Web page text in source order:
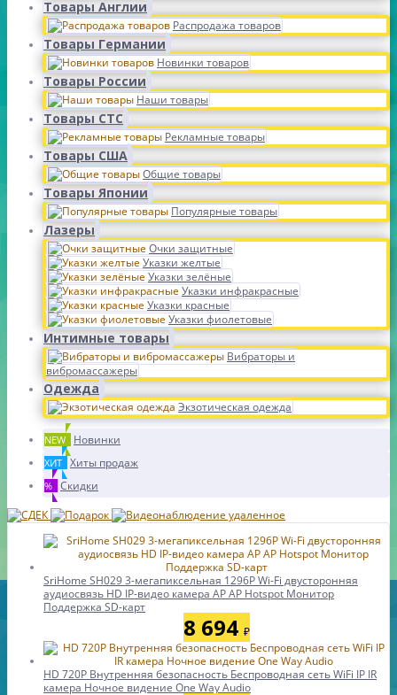
Товары Англии
Распродажа товаров
Товары Германии
Новинки товаров
Товары России
Наши товары
Товары СТС
Рекламные товары
Товары США
Общие товары
Товары Японии
Популярные товары
Лазеры
Очки защитные
Указки желтые
Указки зелёные
Указки инфракрасные
Указки красные
Указки фиолетовые
Интимные товары
Вибраторы и
вибромассажеры
Одежда
Экзотическая одежда
NEW Новинки
ХИТ Хиты продаж
% Скидки
SriHome SH029 3-мегапиксельная 1296P Wi-Fi двусторонняя
аудиосвязь HD IP-видео камера AP AP Hotspot Монитор
Поддержка SD-карт
8 694 ₽
HD 720P Внутренняя безопасность Беспроводная сеть WiFi IP IR
камера Ночное видение One Way Audio